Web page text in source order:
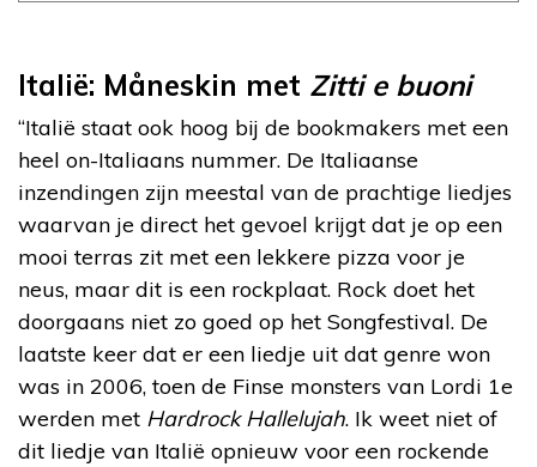
Italië: Måneskin met Zitti e buoni
“Italië staat ook hoog bij de bookmakers met een
heel on-Italiaans nummer. De Italiaanse
inzendingen zijn meestal van de prachtige liedjes
waarvan je direct het gevoel krijgt dat je op een
mooi terras zit met een lekkere pizza voor je
neus, maar dit is een rockplaat. Rock doet het
doorgaans niet zo goed op het Songfestival. De
laatste keer dat er een liedje uit dat genre won
was in 2006, toen de Finse monsters van Lordi 1e
werden met Hardrock Hallelujah. Ik weet niet of
dit liedje van Italië opnieuw voor een rockende